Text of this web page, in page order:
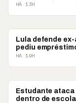
HÁ 13H
BRASIL
Lula defende
pediu
HÁ 19H
BRASIL
Estudante
dentro de escola